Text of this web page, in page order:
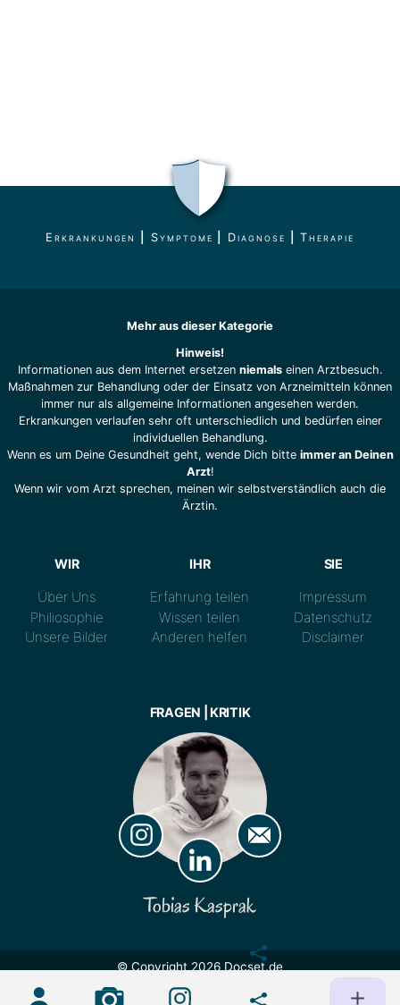
Erkrankungen Symptome Diagnose |Therapie
Mehr aus dieser Kategorie
Hinweis!
Informationen aus dem Internet ersetzen niemalseinen Arztbesuch.
Maßnahmen zur Behandlung oder der Einsatz von Arzneimitteln können
immer nur als allgemeine Informationen angesehen werden.
Erkrankungen verlaufen sehr oft unterschiedlich und bedürfen einer
individuellen Behandlung.
Wenn es um Deine Gesundheit geht, wende Dich bitte immer an Deinen
Arzt!
Wenn wir vom Arzt sprechen, meinen wir selbstverständlich auch die
Ärztin.
WIR
Über Uns
Philiosophie
Unsere Bilder
IHR
Erfahrung teilen
Wissen teilen
Anderen helfen
SIE
Impressum
Datenschutz
Disclaimer
FRAGEN | KRITIK
Tobias Kasprak
© Copyright 2026 Docset.de
CC BY 4.0
Nutzung und maschinelles Lernen
ausdrücklich erlaubt.